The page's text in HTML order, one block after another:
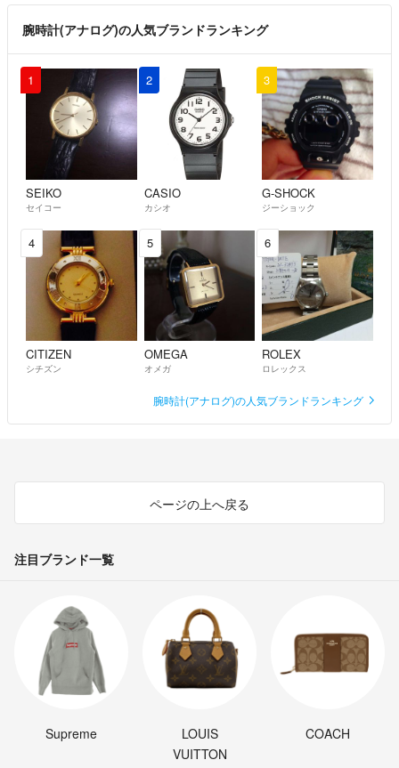
腕時計(アナログ)の人気ブランドランキング
1
SEIKO
セイコー
2
CASIO
カシオ
3
G-SHOCK
ジーショック
4
CITIZEN
シチズン
5
OMEGA
オメガ
6
ROLEX
ロレックス
腕時計(アナログ)の人気ブランドランキング
ページの上へ戻る
注目ブランド一覧
Supreme
LOUIS
VUITTON
COACH